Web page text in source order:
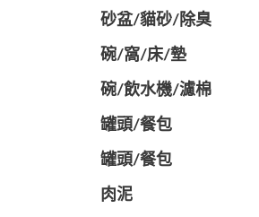
砂盆/貓砂/除臭
碗/窩/床/墊
碗/飲水機/濾棉
罐頭/餐包
罐頭/餐包
肉泥